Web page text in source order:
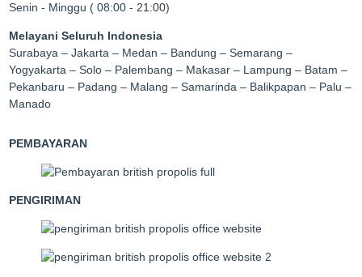
Senin - Minggu ( 08:00 - 21:00)
Melayani Seluruh Indonesia
Surabaya – Jakarta – Medan – Bandung – Semarang –
Yogyakarta – Solo – Palembang – Makasar – Lampung – Batam –
Pekanbaru – Padang – Malang – Samarinda – Balikpapan – Palu –
Manado
PEMBAYARAN
PENGIRIMAN